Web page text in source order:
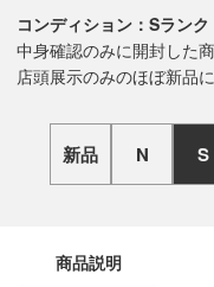
コンディション：Sランク
中身確認のみに開封した
店頭展示のみのほぼ新品
新品 N S
商品説明